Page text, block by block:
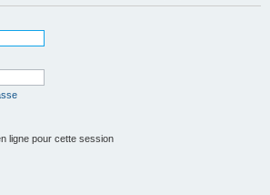
ligne pour cette session